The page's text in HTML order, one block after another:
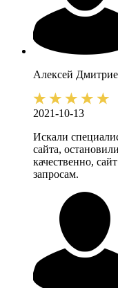
Алексей
2021-10-13
Искали
сайта,
качественно,
запросам.